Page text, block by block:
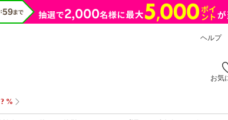
ヘルプ
お気